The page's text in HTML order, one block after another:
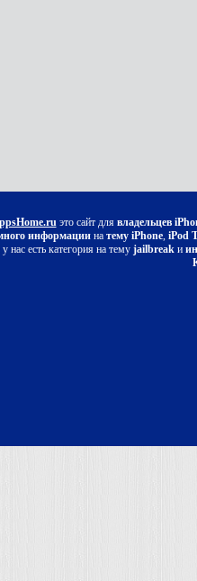
это сайт для владельцев
информациина тему iPhone,iPod
нас есть категория на тему jailbreak и